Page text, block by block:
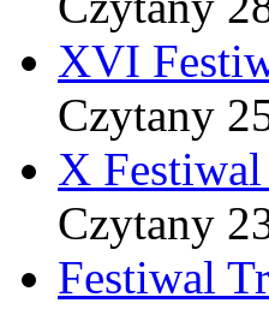
XVI
Czytany
X
Czytany
Festiwal